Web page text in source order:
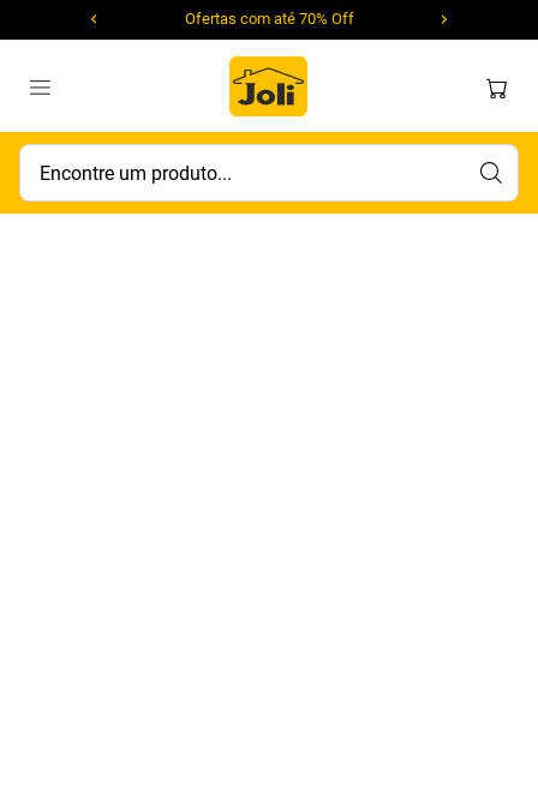
Ofertas com até 70% Off
Encontre um produto...